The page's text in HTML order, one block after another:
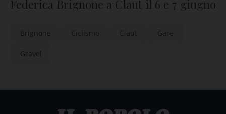
Federica Brignone a Claut il 6 e 7 giugno
Brignone Ciclismo Claut Gare
Gravel